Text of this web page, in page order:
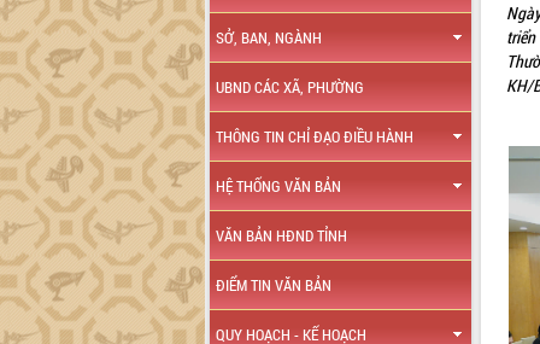
SỞ, BAN, NGÀNH
UBND CÁC XÃ, PHƯỜNG
THÔNG TIN CHỈ ĐẠO ĐIỀU HÀNH
HỆ THỐNG VĂN BẢN
VĂN BẢN HĐND TỈNH
ĐIỂM TIN VĂN BẢN
QUY HOẠCH - KẾ HOẠCH
KH/